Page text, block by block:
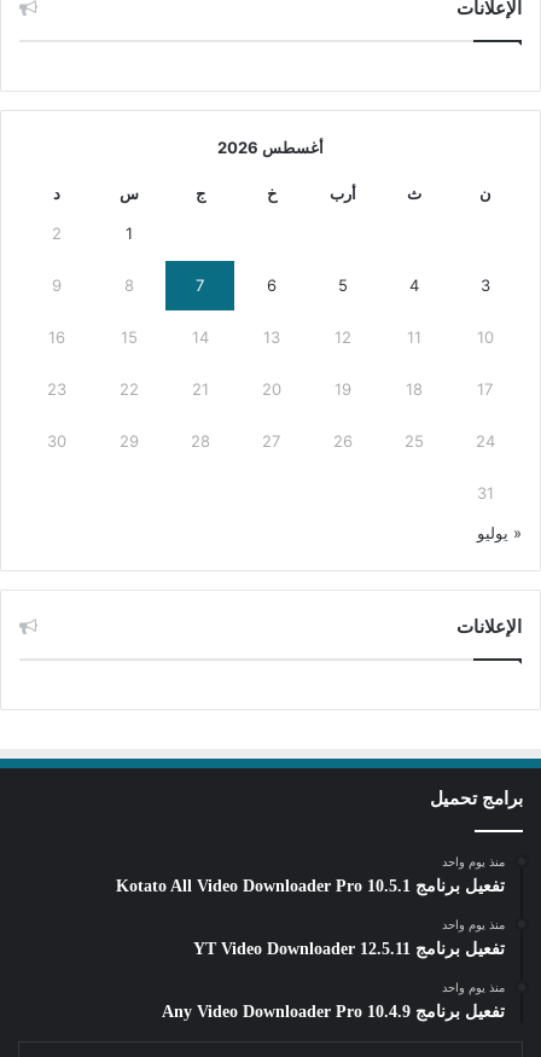
الإعلانات
أغسطس 2026
ن ث أرب خ ج س د
1
2
3
4
5
6
7
8
9
10
11
12
13
14
15
16
17
18
19
20
21
22
23
24
25
26
27
28
29
30
31
« يوليو
الإعلانات
برامج تحميل
منذ يوم واحد
تفعيل برنامج Kotato All Video Downloader Pro 10.5.1
منذ يوم واحد
تفعيل برنامج YT Video Downloader 12.5.11
منذ يوم واحد
تفعيل برنامج Any Video Downloader Pro 10.4.9